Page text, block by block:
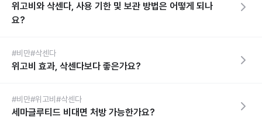
위고비와 삭센다, 사용 기한 및 보관 방법은 어떻게 되나
요?
#비만#삭센다
위고비 효과, 삭센다보다 좋은가요?
#비만#위고비 #삭센다
세마글루티드 비대면 처방 가능한가요?